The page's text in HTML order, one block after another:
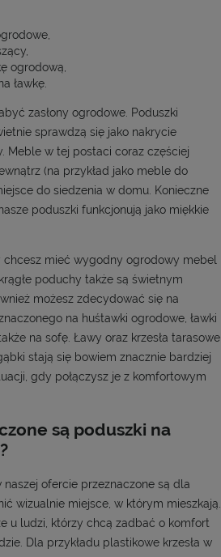
ogrodową,
ławkę.
zasłony ogrodowe. Poduszki
sprawdzą się jako nakrycie
Meble w tej postaci coraz częściej
(na przykład jako meble do
do siedzenia w domu. Konieczne
poduszki funkcjonują jako miękkie
mieć wygodny ogrodowy mebel
poduchy także są świetnym
możesz zdecydować się na
na huśtawki ogrodowe, ławki
na sofę. Ławy oraz krzesła tarasowe
stają się bowiem znacznie bardziej
gdy połączysz je z komfortowym
są poduszki na
ofercie przeznaczone są dla
wizualnie miejsce, w którym mieszkają.
u ludzi, którzy chcą zadbać o komfort
Dla przykładu plastikowe krzesła w